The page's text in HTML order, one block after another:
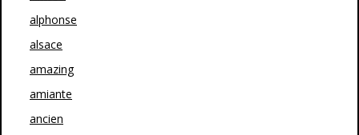
alphonse
alsace
amazing
amiante
ancien